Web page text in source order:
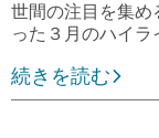
世間の注目を集め
った３月のハイラ
続きを読む